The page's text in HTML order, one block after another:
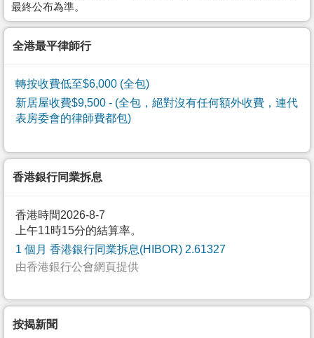
最終公布為準。
全港最平律師行
轉按收費低至$6,000 (全包)
新居屋收費$9,500 - (全包，絕對沒有任何額外收費，連代
表房委會的律師費都包)
香港銀行同業拆息
香港時間2026-8-7
上午11時15分的結算率。
1 個月 香港銀行同業拆息(HIBOR) 2.61327
由香港銀行公會網頁提供
按揭新聞